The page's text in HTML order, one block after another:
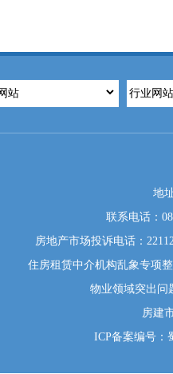
地
联系电话：
房地产市场投诉电话：
住房租赁中介机构乱象专项
物业领域突出问
房建
ICP备案编号：